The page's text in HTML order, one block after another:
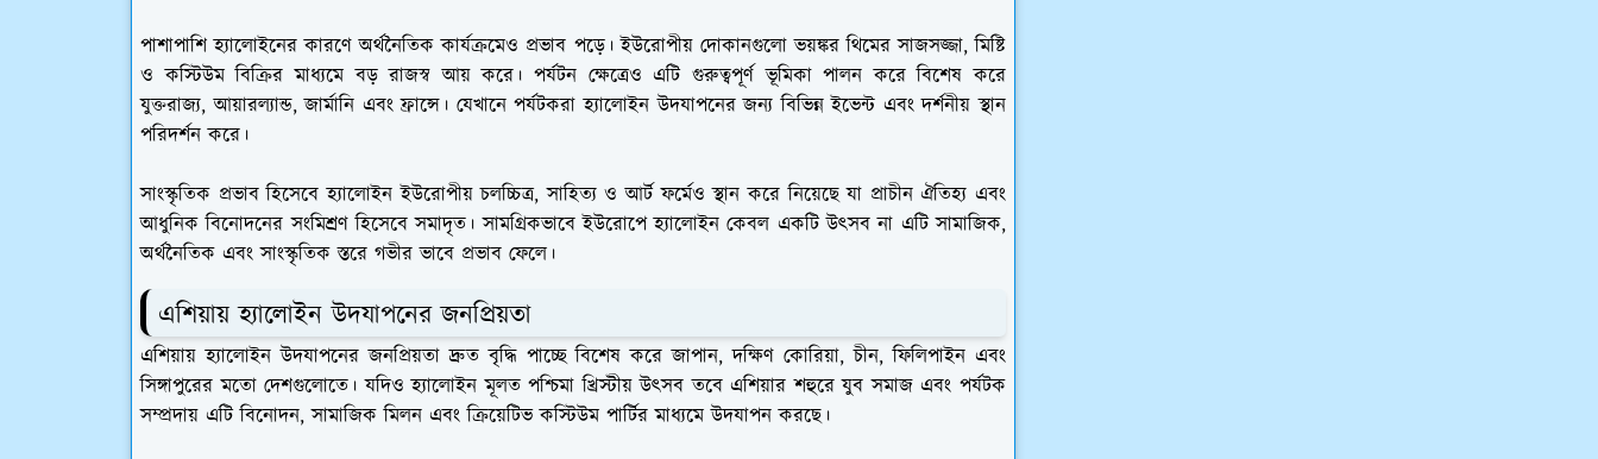
পাশাপাশি হ্যালোইনের কারণে অর্থনৈতিক কার্যক্রমেও প্রভাব পড়ে। ইউরোপীয় দোকানগুলো ভয়ঙ্কর থিমের সাজসজ্জা, মিষ্টি
ও কস্টিউম বিক্রির মাধ্যমে বড় রাজস্ব আয় করে। পর্যটন ক্ষেত্রেও এটি গুরুত্বপূর্ণ ভূমিকা পালন করে বিশেষ করে
যুক্তরাজ্য, আয়ারল্যান্ড, জার্মানি এবং ফ্রান্সে। যেখানে পর্যটকরা হ্যালোইন উদযাপনের জন্য বিভিন্ন ইভেন্ট এবং দর্শনীয় স্থান
পরিদর্শন করে।
সাংস্কৃতিক প্রভাব হিসেবে হ্যালোইন ইউরোপীয় চলচ্চিত্র, সাহিত্য ও আর্ট ফর্মেও স্থান করে নিয়েছে যা প্রাচীন ঐতিহ্য এবং
আধুনিক বিনোদনের সংমিশ্রণ হিসেবে সমাদৃত। সামগ্রিকভাবে ইউরোপে হ্যালোইন কেবল একটি উৎসব না এটি সামাজিক,
অর্থনৈতিক এবং সাংস্কৃতিক স্তরে গভীর ভাবে প্রভাব ফেলে।
এশিয়ায় হ্যালোইন উদযাপনের জনপ্রিয়তা
এশিয়ায় হ্যালোইন উদযাপনের জনপ্রিয়তা দ্রুত বৃদ্ধি পাচ্ছে বিশেষ করে জাপান, দক্ষিণ কোরিয়া, চীন, ফিলিপাইন এবং
সিঙ্গাপুরের মতো দেশগুলোতে। যদিও হ্যালোইন মূলত পশ্চিমা খ্রিস্টীয় উৎসব তবে এশিয়ার শহুরে যুব সমাজ এবং পর্যটক
সম্প্রদায় এটি বিনোদন, সামাজিক মিলন এবং ক্রিয়েটিভ কস্টিউম পার্টির মাধ্যমে উদযাপন করছে।